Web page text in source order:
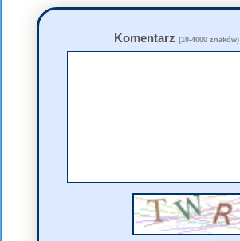
Komentarz (10-4000 znaków)